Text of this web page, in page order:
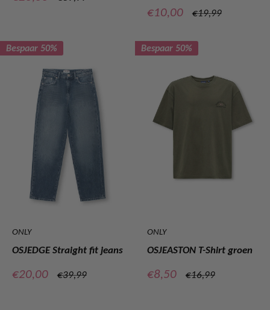
Verkoopprijs
€10,00
Normale
€19,99
Bespaar 50%
ONLY
OSJEDGE Straight fit jeans
Verkoopprijs
€20,00
Normale
€39,99
Bespaar 50%
ONLY
OSJEASTON T-Shirt groen
Verkoopprijs
€8,50
Normale
€16,99